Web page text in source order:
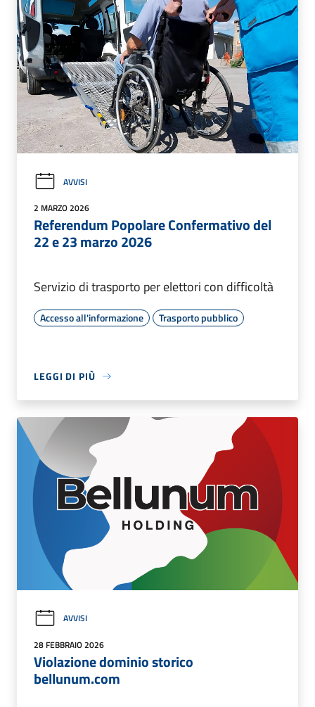
AVVISI
2 MARZO 2026
Referendum Popolare Confermativo del
22 e 23 marzo 2026
Servizio di trasporto per elettori con difficoltà
Accesso all'informazione Trasporto pubblico
LEGGI DI PIÙ
AVVISI
28 FEBBRAIO 2026
Violazione dominio storico
bellunum.com